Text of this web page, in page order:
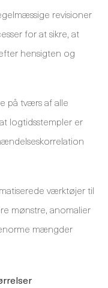
revisioner
for at sikre, at
hensigten og
på tværs af alle
logtidsstempler er
værktøjer til
mønstre, anomalier
mængder